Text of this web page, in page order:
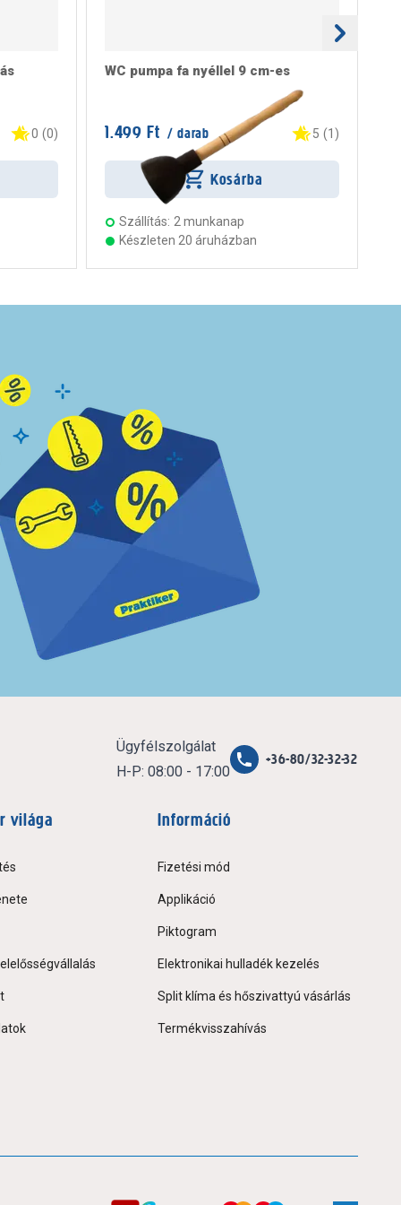
0 (0)
WC pumpa fa nyéllel 9 cm-es
1.499 Ft / darab 5 (1 )
Kosárba
Szállítás: 2 munkanap
Készleten 20 áruházban
Ügyfélszolgálat
H-P: 08:00 - 17:00
+36-80/32-32-32
világa Információ
Fizetési mód
Applikáció
Piktogram
Elektronikai hulladék kezelés
Split klíma és hőszivattyú vásárlás
Termékvisszahívás